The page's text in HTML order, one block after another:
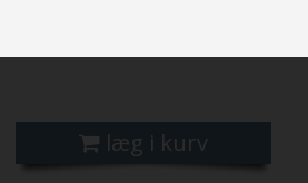
læg i kurv